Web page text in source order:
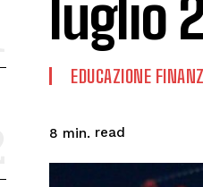
luglio
EDUCAZIONE
8 min. read